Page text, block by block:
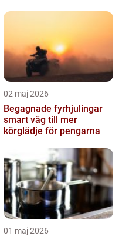
02 maj 2026
Begagnade fyrhjulingar
smart väg till mer
körglädje för pengarna
01 maj 2026